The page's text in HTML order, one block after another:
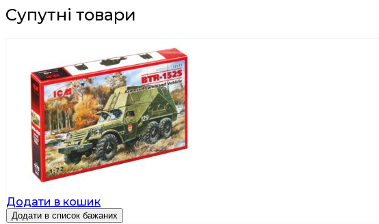
Супутні товари
Додати в кошик
Додати в список бажаних